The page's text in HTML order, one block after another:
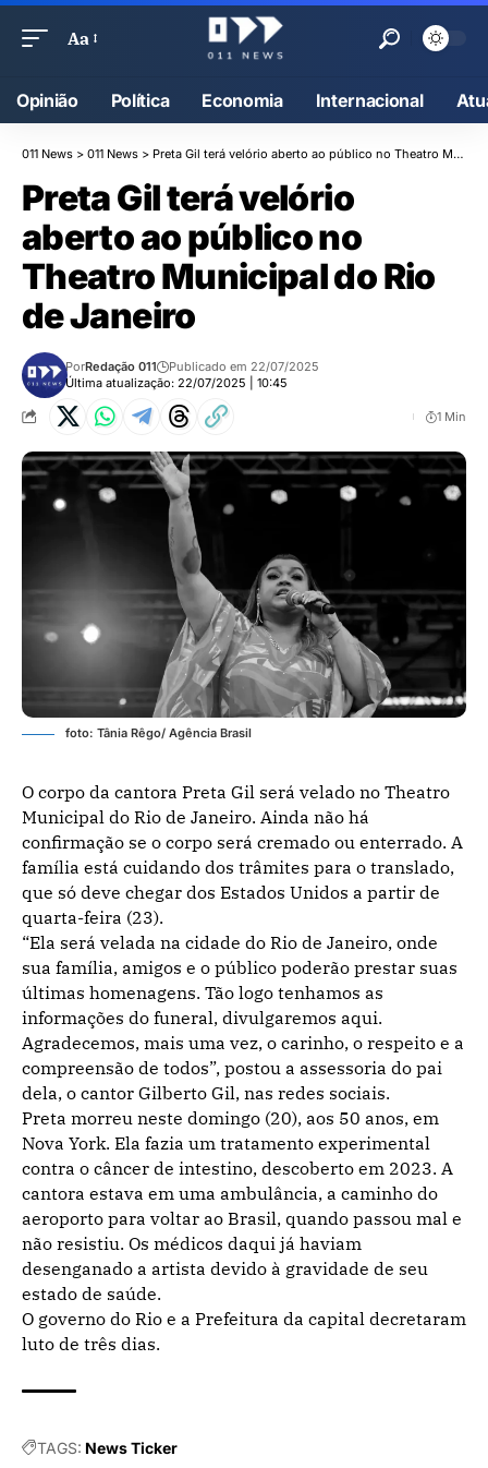
Aa
Opinião Política Economia Internacional
011 News > 011 News > Preta Gil terá velório aberto ao público no Theatro Municipal do Rio de Janeiro
Preta Gil terá velório
aberto ao público no
Theatro Municipal do Rio
de Janeiro
Última atualização: 22/07/2025 | 10:45
PorRedação 011 Publicado em 22/07/2025
1 Min
foto: Tânia Rêgo/ Agência Brasil
O corpo da cantora Preta Gil será velado no Theatro
Municipal do Rio de Janeiro. Ainda não há
confirmação se o corpo será cremado ou enterrado. A
família está cuidando dos trâmites para o translado,
que só deve chegar dos Estados Unidos a partir de
quarta-feira (23).
“Ela será velada na cidade do Rio de Janeiro, onde
sua família, amigos e o público poderão prestar suas
últimas homenagens. Tão logo tenhamos as
informações do funeral, divulgaremos aqui.
Agradecemos, mais uma vez, o carinho, o respeito e a
compreensão de todos”, postou a assessoria do pai
dela, o cantor Gilberto Gil, nas redes sociais.
Preta morreu neste domingo (20), aos 50 anos, em
Nova York. Ela fazia um tratamento experimental
contra o câncer de intestino, descoberto em 2023. A
cantora estava em uma ambulância, a caminho do
aeroporto para voltar ao Brasil, quando passou mal e
não resistiu. Os médicos daqui já haviam
desenganado a artista devido à gravidade de seu
estado de saúde.
O governo do Rio e a Prefeitura da capital decretaram
luto de três dias.
TAGS: News Ticker